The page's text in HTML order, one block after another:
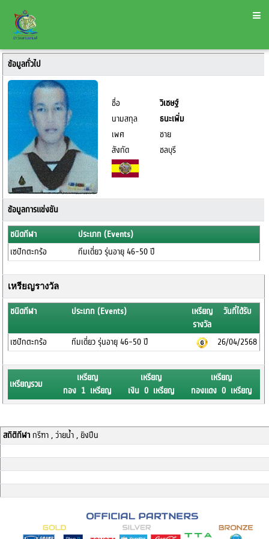
ข้อมูลทั่วไป
ชื่อ
วิเชษฐ์
นามสกุล
ธนะเพิ่ม
เพศ
ชาย
สังกัด
ชลบุรี
ข้อมูลการแข่งขัน
ชนิดกีฬา
ประเภท (Events)
เซปักตะกร้อ
ทีมเดี่ยว รุ่นอายุ 46-50 ปี
เหรียญรางวัล
ชนิดกีฬา ประเภท (Events)
เหรียญ
รางวัล
วันที่ได้รับ
เซปักตะกร้อ ทีมเดี่ยว รุ่นอายุ 46-50 ปี 26/04/2568
เหรียญรวม
เหรียญ
ทอง 1 เหรียญ
เหรียญ
เงิน 0 เหรียญ
เหรียญ
ทองแดง 0 เหรียญ
สถิติกีฬากรีฑา , ว่ายน้ำ , ยิงปืน